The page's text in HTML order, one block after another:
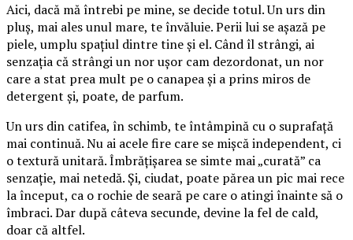
Aici, dacă mă întrebi pe mine, se decide totul. Un urs din
pluș, mai ales unul mare, te învăluie. Perii lui se așază pe
piele, umplu spațiul dintre tine și el. Când îl strângi, ai
senzația că strângi un nor ușor cam dezordonat, un nor
care a stat prea mult pe o canapea și a prins miros de
detergent și, poate, de parfum.
Un urs din catifea, în schimb, te întâmpină cu o suprafață
mai continuă. Nu ai acele fire care se mișcă independent, ci
o textură unitară. Îmbrățișarea se simte mai „curată” ca
senzație, mai netedă. Și, ciudat, poate părea un pic mai rece
la început, ca o rochie de seară pe care o atingi înainte să o
îmbraci. Dar după câteva secunde, devine la fel de cald,
doar că altfel.